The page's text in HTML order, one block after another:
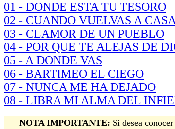
01 - DONDE ESTA TU TESORO
02 - CUANDO VUELVAS A CASA
03 - CLAMOR DE UN PUEBLO
04 - POR QUE TE ALEJAS DE
05 - A DONDE VAS
06 - BARTIMEO EL CIEGO
07 - NUNCA ME HA DEJADO
08 - LIBRA MI ALMA DEL
NOTA IMPORTANTE: Si desea